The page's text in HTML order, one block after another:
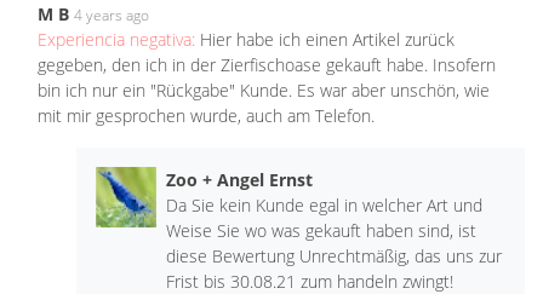
M B 4 years ago
Experiencia negativa: Hier habe ich einen Artikel zurück
gegeben, den ich in der Zierfischoase gekauft habe. Insofern
bin ich nur ein "Rückgabe" Kunde. Es war aber unschön, wie
mit mir gesprochen wurde, auch am Telefon.
Zoo + Angel Ernst
Da Sie kein Kunde egal in welcher Art und
Weise Sie wo was gekauft haben sind, ist
diese Bewertung Unrechtmäßig, das uns zur
Frist bis 30.08.21 zum handeln zwingt!